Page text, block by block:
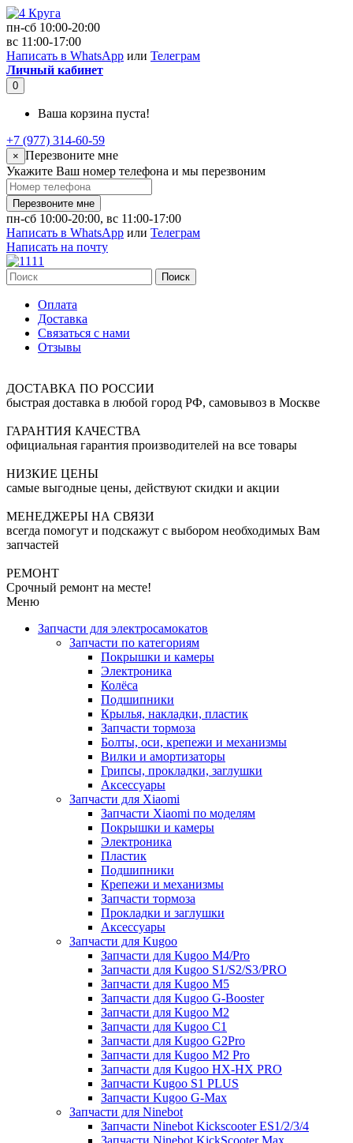
пн-сб 10:00-20:00
вс 11:00-17:00
Написать в WhatsApp или Телеграм
Личный кабинет
0
Ваша корзина пуста!
+7 (977) 314-60-59
× Перезвоните мне
Укажите Ваш номер телефона и мы перезвоним
Перезвоните мне
пн-сб 10:00-20:00, вс 11:00-17:00
Написать в WhatsApp или Телеграм
Написать на почту
Поиск
Оплата
Доставка
Связаться с нами
Отзывы
ДОСТАВКА ПО РОССИИ
быстрая доставка в любой город РФ, самовывоз в Москве
ГАРАНТИЯ КАЧЕСТВА
официальная гарантия производителей на все товары
НИЗКИЕ ЦЕНЫ
самые выгодные цены, действуют скидки и акции
МЕНЕДЖЕРЫ НА СВЯЗИ
всегда помогут и подскажут с выбором необходимых Вам
запчастей
РЕМОНТ
Срочный ремонт на месте!
Меню
Запчасти для электросамокатов
Запчасти по категориям
Покрышки и камеры
Электроника
Колёса
Подшипники
Крылья, накладки, пластик
Запчасти тормоза
Болты, оси, крепежи и механизмы
Вилки и амортизаторы
Грипсы, прокладки, заглушки
Аксессуары
Запчасти для Xiaomi
Запчасти Xiaomi по моделям
Покрышки и камеры
Электроника
Пластик
Подшипники
Крепежи и механизмы
Запчасти тормоза
Прокладки и заглушки
Аксессуары
Запчасти для Kugoo
Запчасти для Kugoo M4/Pro
Запчасти для Kugoo S1/S2/S3/PRO
Запчасти для Kugoo M5
Запчасти для Kugoo G-Booster
Запчасти для Kugoo M2
Запчасти для Kugoo C1
Запчасти для Kugoo G2Pro
Запчасти для Kugoo M2 Pro
Запчасти для Kugoo HX-HX PRO
Запчасти Kugoo S1 PLUS
Запчасти Kugoo G-Max
Запчасти для Ninebot
Запчасти Ninebot Kickscooter ES1/2/3/4
Запчасти Ninebot KickScooter Max